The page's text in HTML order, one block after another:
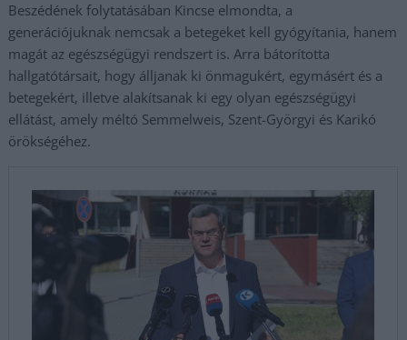
Beszédének folytatásában Kincse elmondta, a
generációjuknak nemcsak a betegeket kell gyógyítania, hanem
magát az egészségügyi rendszert is. Arra bátorította
hallgatótársait, hogy álljanak ki önmagukért, egymásért és a
betegekért, illetve alakítsanak ki egy olyan egészségügyi
ellátást, amely méltó Semmelweis, Szent-Györgyi és Karikó
örökségéhez.